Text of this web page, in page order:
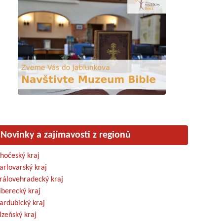
Novinky a zajímavosti z regionů
kraj
kraj
kraj
kraj
kraj
kraj